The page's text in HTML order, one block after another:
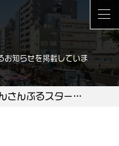
お知らせを掲載していま
『あんさんぶるスターズ！！』「DECOPAD」第四弾のお知らせ